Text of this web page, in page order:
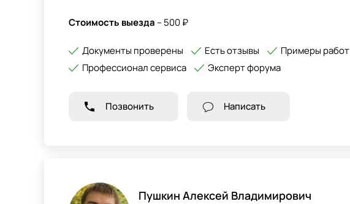
Стоимость выезда – 500 ₽
Документы проверены Есть отзывы Примеры работ
Профессионал сервиса
Эксперт форума
Позвонить Написать
Пушкин Алексей Владимирович